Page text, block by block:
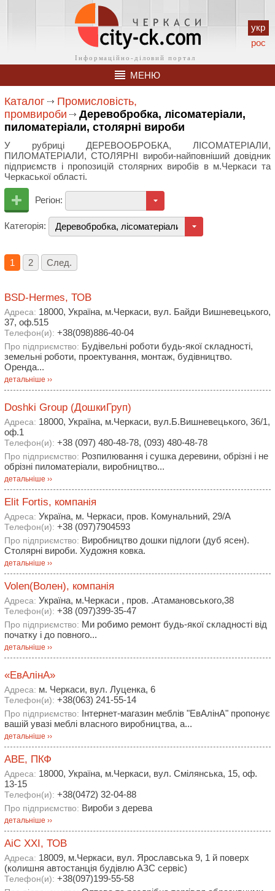
укр
рос
МЕНЮ
Каталог
Промисловість,
промвироби
Деревобробка, лісоматеріали,
пиломатеріали, столярні вироби
У рубриці ДЕРЕВООБРОБКА, ЛІСОМАТЕРІАЛИ,
ПИЛОМАТЕРІАЛИ, СТОЛЯРНІ вироби-найповніший довідник
підприємств і пропозицій столярних виробів в м.Черкаси та
Черкаської області.
Регіон:
Категорія: Деревобробка, лісоматеріали, пиломатеріали,
1 2 След.
BSD-Hermes, ТОВ
Адреса: 18000, Україна, м.Черкаси, вул. Байди Вишневецького,
37, оф.515
Телефон(и): +38(098)886-40-04
Про підприємство: Будівельні роботи будь-якої складності,
земельні роботи, проектування, монтаж, будівництво.
Оренда...
детальніше ››
Doshki Group (ДошкиГруп)
Адреса: 18000, Україна, м.Черкаси, вул.Б.Вишневецького, 36/1,
оф.1
Телефон(и): +38 (097) 480-48-78, (093) 480-48-78
Про підприємство: Розпилювання і сушка деревини, обрізні і не
обрізні пиломатеріали, виробництво...
детальніше ››
Elit Fortis, компанія
Адреса: Україна, м. Черкаси, пров. Комунальний, 29/А
Телефон(и): +38 (097)7904593
Про підприємство: Виробництво дошки підлоги (дуб ясен).
Столярні вироби. Художня ковка.
детальніше ››
Volen(Волен), компанія
Адреса: Україна, м.Черкаси , пров. .Атамановського,38
Телефон(и): +38 (097)399-35-47
Про підприємство: Ми робимо ремонт будь-якої складності від
початку і до повного...
детальніше ››
«ЕвАлінА»
Адреса: м. Черкаси, вул. Луценка, 6
Телефон(и): +38(063) 241-55-14
Про підприємство: Інтернет-магазин меблів "ЕвАлінА" пропонує
вашій увазі меблі власного виробництва, а...
детальніше ››
АВЕ, ПКФ
Адреса: 18000, Україна, м.Черкаси, вул. Смілянська, 15, оф.
13-15
Телефон(и): +38(0472) 32-04-88
Про підприємство: Вироби з дерева
детальніше ››
АіС ХХІ, ТОВ
Адреса: 18009, м.Черкаси, вул. Ярославська 9, 1 й поверх
(колишня автостанція будівлю АЗС сервіс)
Телефон(и): +38(097)199-55-58